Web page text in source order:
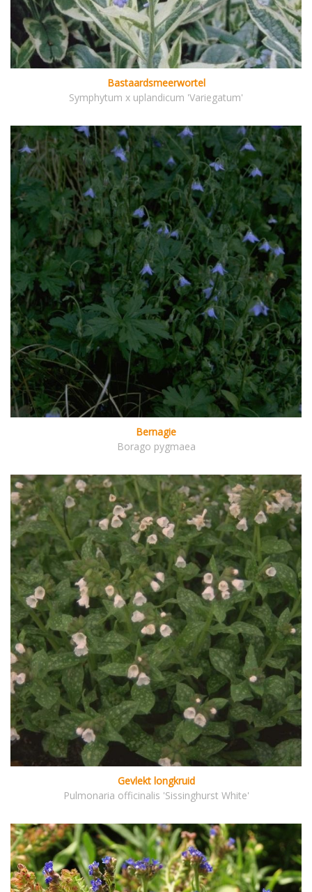
Bastaardsmeerwortel
Symphytum x uplandicum 'Variegatum'
Bernagie
Borago pygmaea
Gevlekt longkruid
Pulmonaria officinalis 'Sissinghurst White'